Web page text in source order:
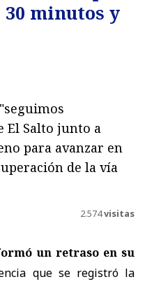
minutos y
El Salto junto a
para avanzar en
de la vía
2.574visitas
un retraso en su
que se registró la